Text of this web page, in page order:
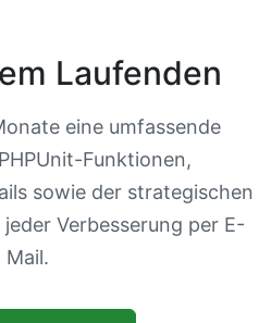
Laufenden
eine umfassende
Funktionen,
sowie der strategischen
Verbesserung per E-
Mail.